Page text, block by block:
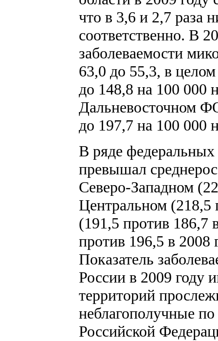
что в 3,6 и 2,7 раза
соответственно. В
заболеваемости
63,0 до 55,3, в
до 148,8 на 100 000
Дальневосточном
до 197,7 на 100 000
В ряде федеральных
превышал
Северо-Западном
Центральном (218,5
(191,5 против 186,7
против 196,5 в 2008
Показатель
России в 2009 году
территорий
неблагополучные
Российской